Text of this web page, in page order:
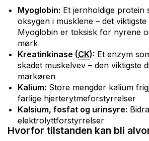
Myoglobin: Et jernholdige protein
oksygen i musklene – det
Myoglobin er toksisk for nyrene
mørk
Kreatinkinase (CK): Et enzym
skadet muskelvev – den viktigste
markøren
Kalium: Store mengder kalium
farlige hjerterytmeforstyrrelser
Kalsium, fosfat og urinsyre:
elektrolyttforstyrrelser
Hvorfor tilstanden kan bli